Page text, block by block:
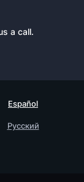
a call.
Español
Русский